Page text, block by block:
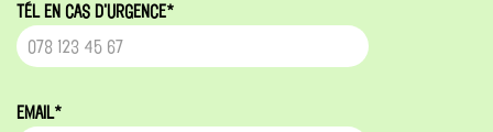
TÉL EN CAS D'URGENCE*
EMAIL*